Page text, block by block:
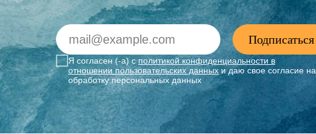
Я согласен (-а) сполитикой конфиденциальности в
отношении пользовательских данных и даю свое согласие на
обработку персональных данных
Подписаться